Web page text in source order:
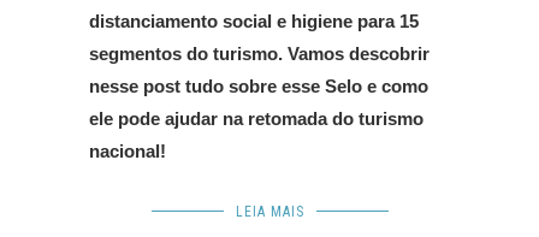
distanciamento social e higiene para 15
segmentos do turismo. Vamos descobrir
nesse post tudo sobre esse Selo e como
ele pode ajudar na retomada do turismo
nacional!
LEIA MAIS